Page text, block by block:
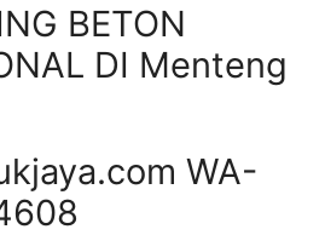
BETON
DI Menteng
WA-